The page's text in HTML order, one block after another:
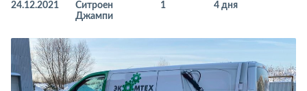
24.12.2021
Ситроен
Джампи
1
4 дня